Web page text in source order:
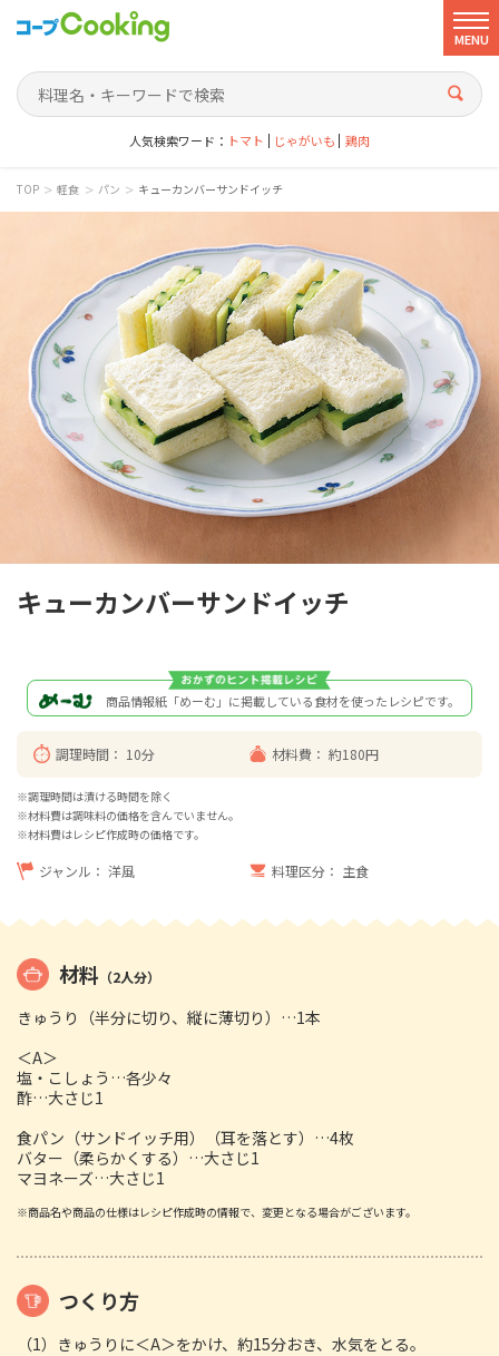
MENU
人気検索ワード： トマト じゃがいも 鶏肉
TOP > 軽食 > パン > キューカンバーサンドイッチ
キューカンバーサンドイッチ
商品情報紙「めーむ」に掲載している食材を使ったレシピです。
調理時間： 10分 材料費： 約180円
※調理時間は漬ける時間を除く
※材料費は調味料の価格を含んでいません。
※材料費はレシピ作成時の価格です。
ジャンル： 洋風 料理区分： 主食
材料 （2人分）
きゅうり（半分に切り、縦に薄切り）…1本
＜A＞
塩・こしょう…各少々
酢…大さじ1
食パン（サンドイッチ用）（耳を落とす）…4枚
バター（柔らかくする）…大さじ1
マヨネーズ…大さじ1
※商品名や商品の仕様はレシピ作成時の情報で、変更となる場合がございます。
つくり方
（1）きゅうりに＜A＞をかけ、約15分おき、水気をとる。